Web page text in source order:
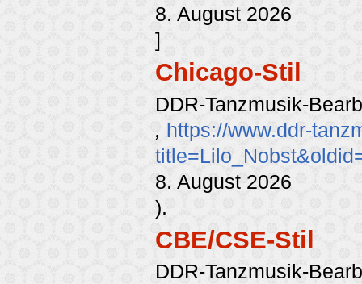
8. August 2026
]
Chicago-Stil
DDR-Tanzmusik-
, https://www.ddr-
8. August 2026
).
CBE/CSE-Stil
DDR-Tanzmusik-